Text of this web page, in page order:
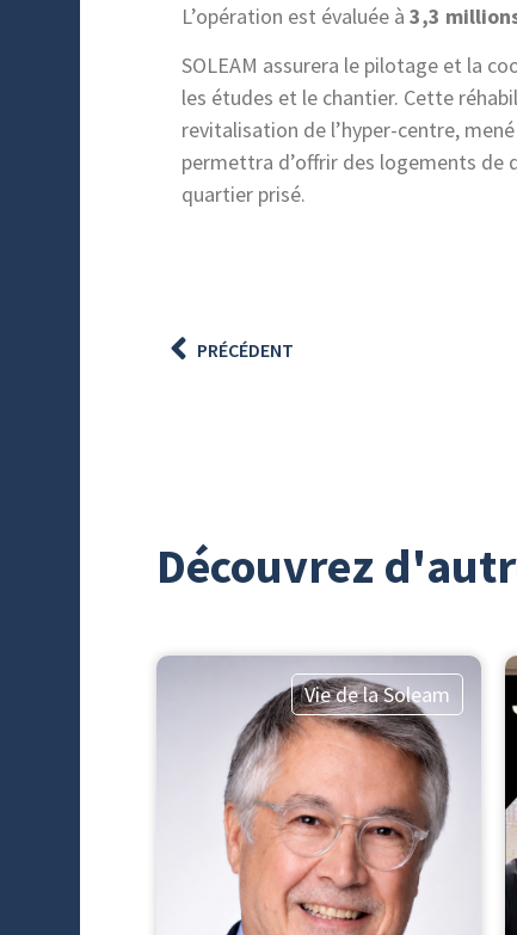
L’opération est évaluée à 3,3
SOLEAM assurera le pilotage et la
les études et le chantier. Cette
revitalisation de l’hyper-centre,
permettra d’offrir des logements de
quartier prisé.
PRÉCÉDENT
Découvrez
Vie de la Soleam